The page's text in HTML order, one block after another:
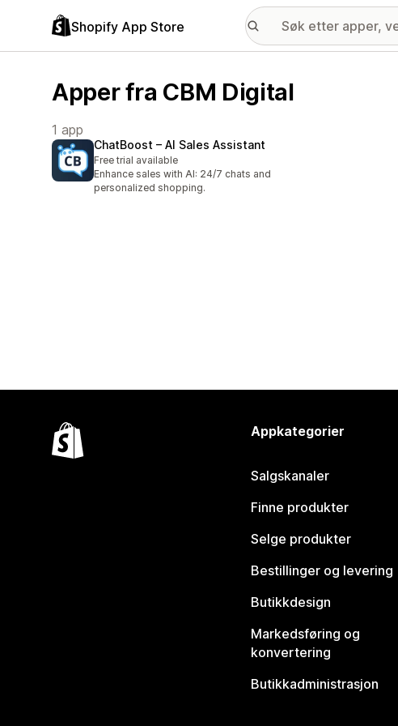
Shopify App Store
Apper fra CBM Digital
1 app
ChatBoost – AI Sales Assistant
Free trial available
Enhance sales with AI: 24/7 chats and
personalized shopping.
Appkategorier
Salgskanaler
Finne produkter
Selge produkter
Bestillinger og levering
Butikkdesign
Markedsføring og
konvertering
Butikkadministrasjon